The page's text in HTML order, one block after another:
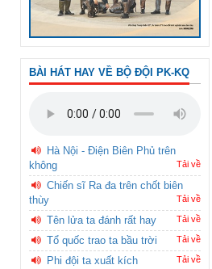
BÀI HÁT HAY VỀ BỘ ĐỘI PK-KQ
Hà Nội - Điện Biên Phủ trên
không
Tải về
Chiến sĩ Ra đa trên chốt biên
thùy
Tải về
Tên lửa ta đánh rất hay Tải về
Tổ quốc trao ta bầu trời Tải về
Phi đội ta xuất kích Tải về